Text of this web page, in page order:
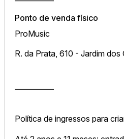
Ponto de venda físico
ProMusic
R. da Prata, 610 - Jardim
Política de ingressos para